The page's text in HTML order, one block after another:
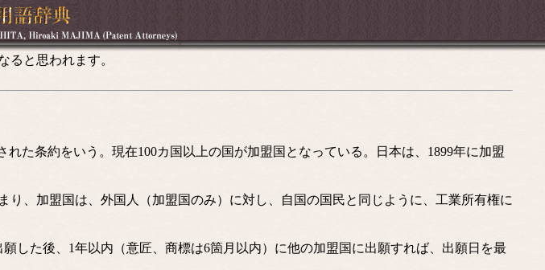
ると思われます。
た条約をいう。現在100カ国以上の国が加盟国となっている。日本は、1899年に加盟
、加盟国は、外国人（加盟国のみ）に対し、自国の国民と同じように、工業所有権に
た後、1年以内（意匠、商標は6箇月以内）に他の加盟国に出願すれば、出願日を最